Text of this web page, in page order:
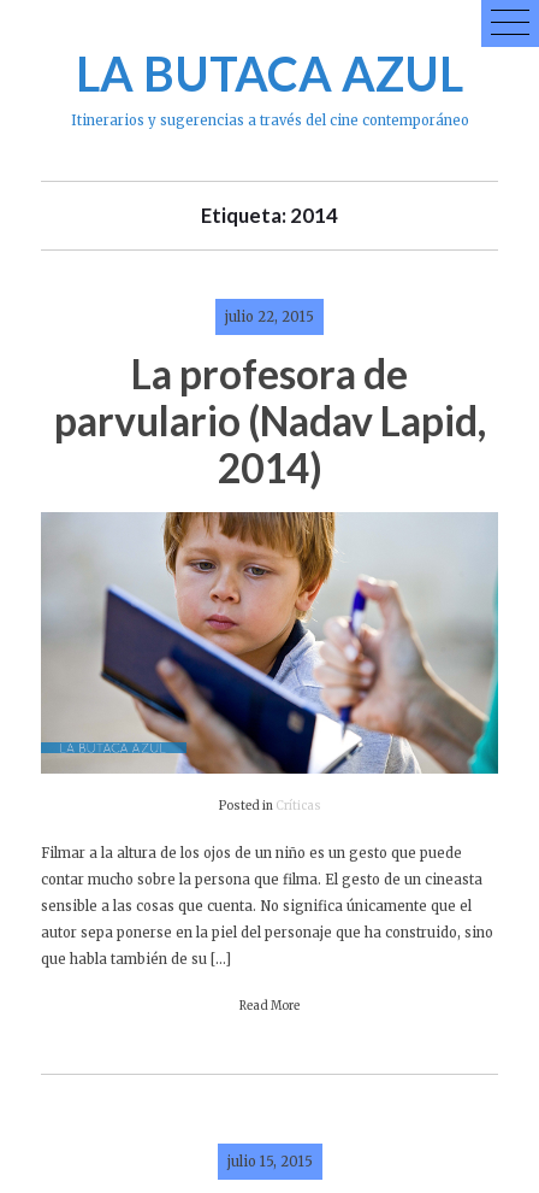
LA BUTACA AZUL
Itinerarios y sugerencias a través del cine contemporáneo
Etiqueta: 2014
julio 22, 2015
La profesora de
parvulario (Nadav Lapid,
2014)
Posted in Críticas
Filmar a la altura de los ojos de un niño es un gesto que puede
contar mucho sobre la persona que filma. El gesto de un cineasta
sensible a las cosas que cuenta. No significa únicamente que el
autor sepa ponerse en la piel del personaje que ha construido, sino
que habla también de su […]
Read More
julio 15, 2015